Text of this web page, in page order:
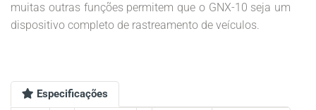
muitas outras funções permitem que o GNX-10 seja um
dispositivo completo de rastreamento de veículos.
Especificações